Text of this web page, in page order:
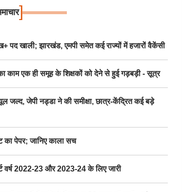
]
खाली; झारखंड, एमपी समेत कई राज्यों में हजारों वैकेंसी
एक ही समूह के शिक्षकों को देने से हुई गड़बड़ी - सूत्र
जेपी नड्डा ने की समीक्षा, छात्र-केंद्रित कई बड़े
पेपर; जानिए काला सच
वर्ष 2022-23 और 2023-24 के लिए जारी